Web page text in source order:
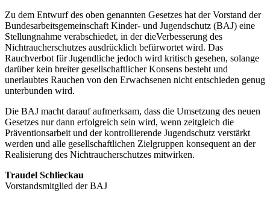
Zu dem Entwurf des oben genannten Gesetzes hat der Vorstand der
Bundesarbeitsgemeinschaft Kinder- und Jugendschutz (BAJ) eine
Stellungnahme verabschiedet, in der dieVerbesserung des
Nichtraucherschutzes ausdrücklich befürwortet wird. Das
Rauchverbot für Jugendliche jedoch wird kritisch gesehen, solange
darüber kein breiter gesellschaftlicher Konsens besteht und
unerlaubtes Rauchen von den Erwachsenen nicht entschieden genug
unterbunden wird.
Die BAJ macht darauf aufmerksam, dass die Umsetzung des neuen
Gesetzes nur dann erfolgreich sein wird, wenn zeitgleich die
Präventionsarbeit und der kontrollierende Jugendschutz verstärkt
werden und alle gesellschaftlichen Zielgruppen konsequent an der
Realisierung des Nichtraucherschutzes mitwirken.
Traudel Schlieckau
Vorstandsmitglied der BAJ